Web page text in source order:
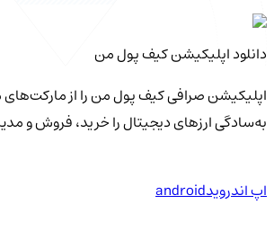
دانلود اپلیکیشن کیف‌ پول من
اپلیکیشن صرافی کیف پول من را از مارکت‌های
به‌سادگی ارزهای دیجیتال را خرید، فروش و
اپ اندرویدandroid